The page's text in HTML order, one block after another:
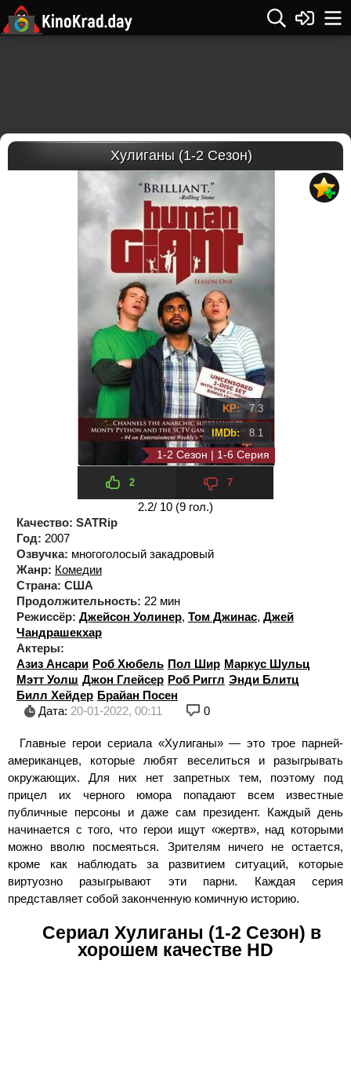
Хулиганы (1-2 Сезон)
2 сезон 6 серия
1-2 Сезон | 1-6 Серия
KP: 7.3
IMDb: 8.1
2 7
2.2/ 10 (9 гол.)
Качество: SATRip
Год: 2007
Озвучка: многоголосый закадровый
Жанр: Комедии
Страна: США
Продолжительность: 22 мин
Режиссёр: Джейсон Уолинер, Том Джинас, Джей
Чандрашекхар
Актеры:
Азиз Ансари Роб Хюбель Пол Шир Маркус Шульц
Мэтт Уолш Джон Глейсер Роб Риггл Энди Блитц
Билл Хейдер Брайан Посен
Дата: 20-01-2022, 00:11 0
Главные герои сериала «Хулиганы» — это трое парней-
американцев, которые любят веселиться и разыгрывать
окружающих. Для них нет запретных тем, поэтому под
прицел их черного юмора попадают всем известные
публичные персоны и даже сам президент. Каждый день
начинается с того, что герои ищут «жертв», над которыми
можно вволю посмеяться. Зрителям ничего не остается,
кроме как наблюдать за развитием ситуаций, которые
виртуозно разыгрывают эти парни. Каждая серия
представляет собой законченную комичную историю.
Сериал Хулиганы (1-2 Сезон) в
хорошем качестве HD